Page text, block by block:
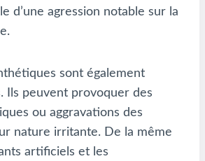
d’une agression notable sur la
sont également
Ils peuvent provoquer des
ou aggravations des
nature irritante. De la même
artificiels et les